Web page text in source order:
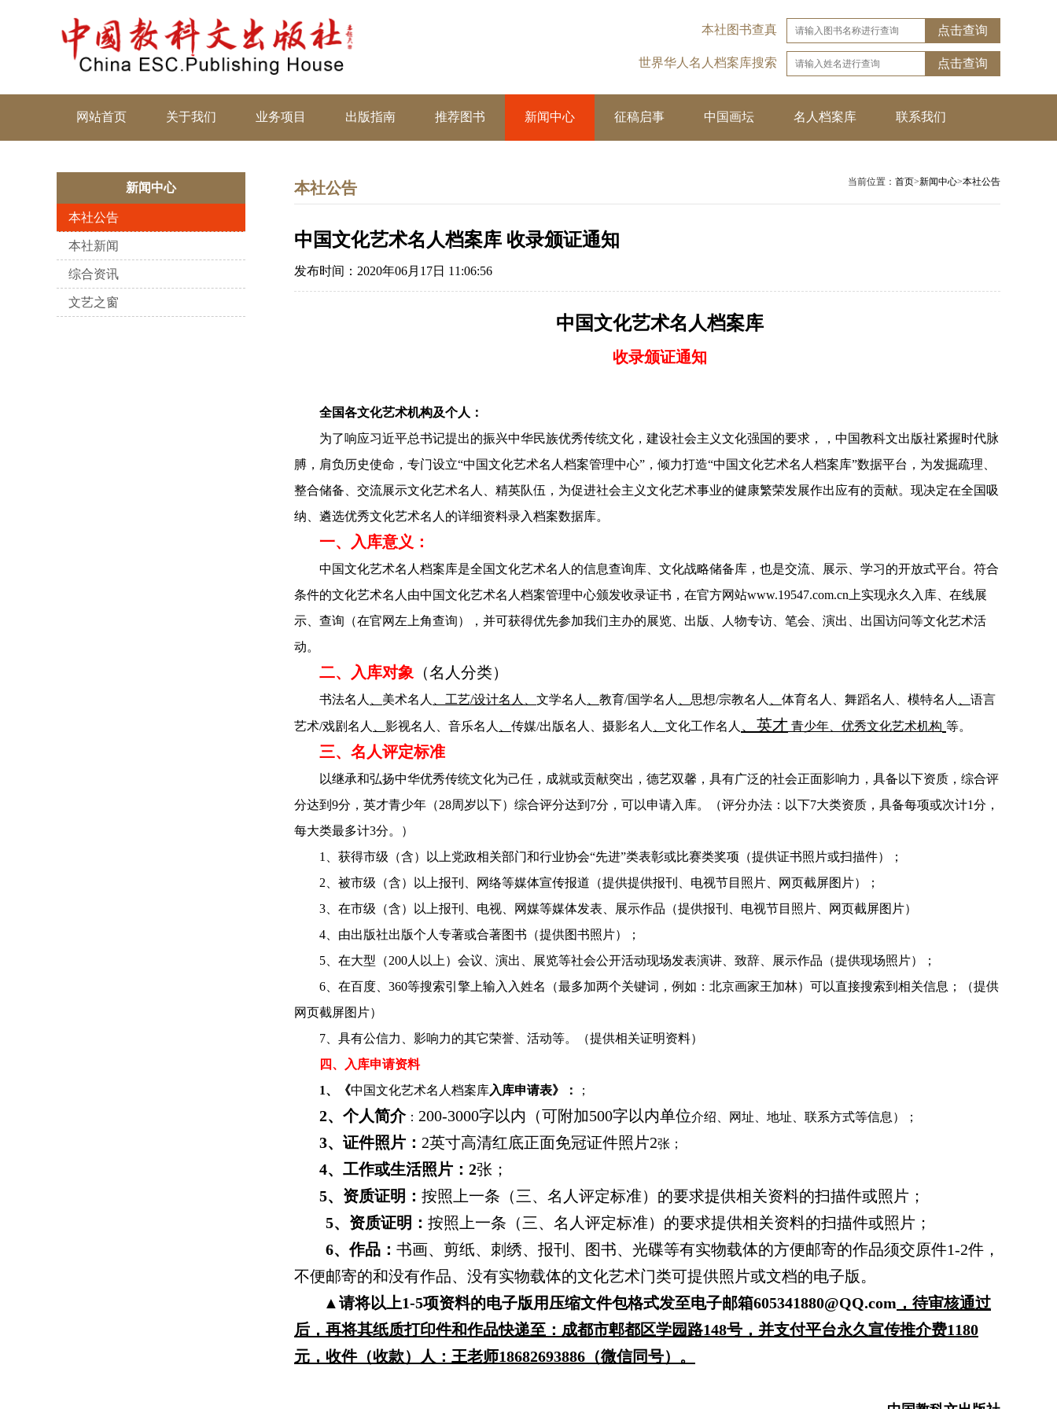
本社图书查真 点击查询
世界华人名人档案库搜索 点击查询
网站首页 关于我们 业务项目 出版指南 推荐图书 新闻中心 征稿启事 中国画坛 名人档案库 联系我们
新闻中心
本社公告
本社新闻
综合资讯
文艺之窗
本社公告 当前位置： 首页>新闻中心>本社公告
中国文化艺术名人档案库 收录颁证通知
发布时间：2020年06月17日 11:06:56
中国文化艺术名人档案库
收录颁证通知
全国各文化艺术机构及个人：
为了响应习近平总书记提出的振兴中华民族优秀传统文化，建设社会主义文化强国的要求，，中国教科文出版社紧握时代脉
膊，肩负历史使命，专门设立“中国文化艺术名人档案管理中心”，倾力打造“中国文化艺术名人档案库”数据平台，为发掘疏理、
整合储备、交流展示文化艺术名人、精英队伍，为促进社会主义文化艺术事业的健康繁荣发展作出应有的贡献。现决定在全国吸
纳、遴选优秀文化艺术名人的详细资料录入档案数据库。
一、入库意义：
中国文化艺术名人档案库是全国文化艺术名人的信息查询库、文化战略储备库，也是交流、展示、学习的开放式平台。符合
条件的文化艺术名人由中国文化艺术名人档案管理中心颁发收录证书，在官方网站www.19547.com.cn上实现永久入库、在线展
示、查询（在官网左上角查询），并可获得优先参加我们主办的展览、出版、人物专访、笔会、演出、出国访问等文化艺术活
动。
二、 入库对象 （名人分类）
书法名人 美术名人 、工艺/设计名人、 文学名人 教育/国学名人 思想/宗教名人 体育名人、舞蹈名人、模特名人
语言
艺术/戏剧名人
影视名人、音乐名人 传媒/出版名人、摄影名人 文化工作名人 、英才 青少年、优秀文化艺术机构 等。
三、名人评定标准
以继承和弘扬中华优秀传统文化为己任，成就或贡献突出，德艺双馨，具有广泛的社会正面影响力，具备以下资质，综合评
分达到9分，英才青少年（28周岁以下）综合评分达到7分，可以申请入库。（评分办法：以下7大类资质，具备每项或次计1分，
每大类最多计3分。）
1、获得市级（含）以上党政相关部门和行业协会“先进”类表彰或比赛类奖项（提供证书照片或扫描件）；
2、被市级（含）以上报刊、网络等媒体宣传报道（提供提供报刊、电视节目照片、网页截屏图片）；
3、在市级（含）以上报刊、电视、网媒等媒体发表、展示作品（提供报刊、电视节目照片、网页截屏图片）
4、由出版社出版个人专著或合著图书（提供图书照片）；
5、在大型（200人以上）会议、演出、展览等社会公开活动现场发表演讲、致辞、展示作品（提供现场照片）；
6、在百度、360等搜索引擎上输入入姓名（最多加两个关键词，例如：北京画家王加林）可以直接搜索到相关信息；（提供
网页截屏图片）
7、具有公信力、影响力的其它荣誉、活动等。（提供相关证明资料）
四、入库申请资料
1、《中国文化艺术名人档案库入库申请表》： ；
2、个人简介： 200-3000字以内（可附加500字以内单位介绍、网址、地址、联系方式等信息）；
3、证件照片： 2英寸高清红底正面免冠证件照片2张；
4、工作或生活照片：2张；
5、 资质证明： 按照上一条（三、名人评定标准）的要求提供相关资料的扫描件或照片；
5、 资质证明： 按照上一条（三、名人评定标准）的要求提供相关资料的扫描件或照片；
6、作品： 书画、剪纸、刺绣、报刊、图书、光碟等有实物载体的方便邮寄的作品须交原件1-2件，
不便邮寄的和没有作品、没有实物载体的文化艺术门类可提供照片或文档的电子版。
▲请将以上1-5项资料的电子版用压缩文件包格式发至电子邮箱605341880@QQ.com ，待审核通过
后，再将其纸质打印件和作品快递至： 成都市郫都区学园路148号 ，并支付平台永久宣传推介费1180
元， 收件（收款） 人： 王老师18682693886（微信同号） 。